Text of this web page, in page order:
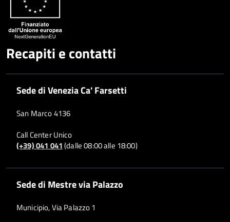
Recapiti e contatti
Sede di Venezia Ca' Farsetti
San Marco 4136
Call Center Unico
(+39) 041 041(dalle 08:00 alle 18:00)
Sede di Mestre via Palazzo
Municipio, Via Palazzo 1